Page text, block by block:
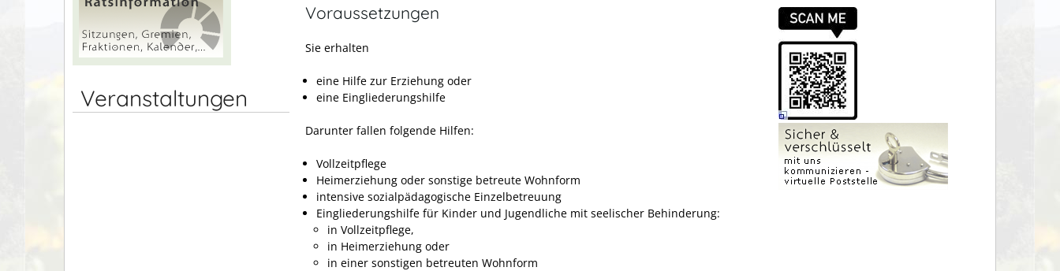
Veranstaltungen
Voraussetzungen
Sie erhalten
eine Hilfe zur Erziehung oder
eine Eingliederungshilfe
Darunter fallen folgende Hilfen:
Vollzeitpflege
Heimerziehung oder sonstige betreute Wohnform
intensive sozialpädagogische Einzelbetreuung
Eingliederungshilfe für Kinder und Jugendliche mit seelischer Behinderung:
in Vollzeitpflege,
in Heimerziehung oder
in einer sonstigen betreuten Wohnform